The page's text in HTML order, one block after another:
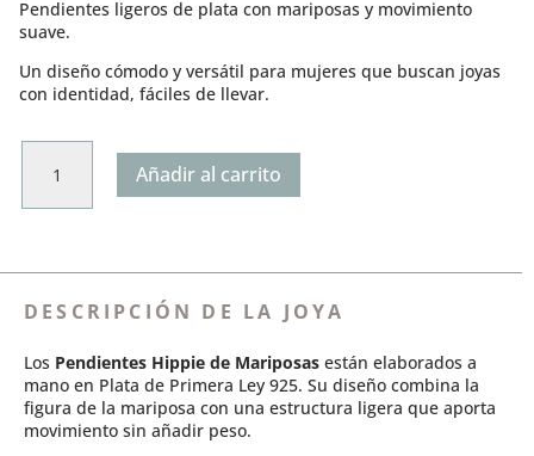
Pendientes ligeros de plata con mariposas y movimiento
suave.
Un diseño cómodo y versátil para mujeres que buscan joyas
con identidad, fáciles de llevar.
hippie
Añadir al carrito
DESCRIPCIÓN DE LA JOYA
Los Pendientes Hippie de Mariposas están elaborados a
mano en Plata de Primera Ley 925. Su diseño combina la
figura de la mariposa con una estructura ligera que aporta
movimiento sin añadir peso.